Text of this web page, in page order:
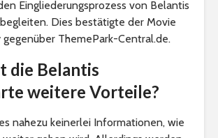
Eingliederungsprozess von Belantis
Dies bestätigte der Movie
gegenüber ThemePark-Central.de.
die Belantis
weitere Vorteile?
nahezu keinerlei Informationen, wie